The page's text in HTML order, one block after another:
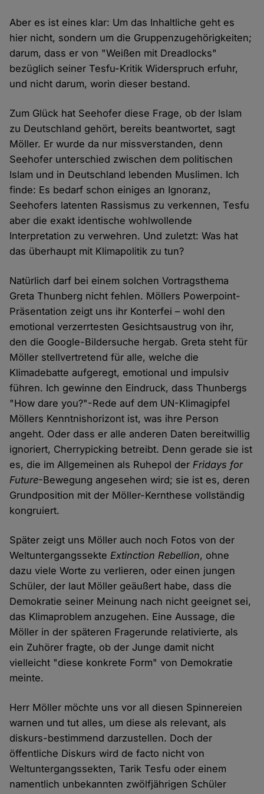
Aber es ist eines klar: Um das Inhaltliche geht es
hier nicht, sondern um die Gruppenzugehörigkeiten;
darum, dass er von "Weißen mit Dreadlocks"
bezüglich seiner Tesfu-Kritik Widerspruch erfuhr,
und nicht darum, worin dieser bestand.
Zum Glück hat Seehofer diese Frage, ob der Islam
zu Deutschland gehört, bereits beantwortet, sagt
Möller. Er wurde da nur missverstanden, denn
Seehofer unterschied zwischen dem politischen
Islam und in Deutschland lebenden Muslimen. Ich
finde: Es bedarf schon einiges an Ignoranz,
Seehofers latenten Rassismus zu verkennen, Tesfu
aber die exakt identische wohlwollende
Interpretation zu verwehren. Und zuletzt: Was hat
das überhaupt mit Klimapolitik zu tun?
Natürlich darf bei einem solchen Vortragsthema
Greta Thunberg nicht fehlen. Möllers Powerpoint-
Präsentation zeigt uns ihr Konterfei – wohl den
emotional verzerrtesten Gesichtsaustrug von ihr,
den die Google-Bildersuche hergab. Greta steht für
Möller stellvertretend für alle, welche die
Klimadebatte aufgeregt, emotional und impulsiv
führen. Ich gewinne den Eindruck, dass Thunbergs
"How dare you?"-Rede auf dem UN-Klimagipfel
Möllers Kenntnishorizont ist, was ihre Person
angeht. Oder dass er alle anderen Daten bereitwillig
ignoriert, Cherrypicking betreibt. Denn gerade sie ist
es, die im Allgemeinen als Ruhepol derFridays for
Future-Bewegung angesehen wird; sie ist es, deren
Grundposition mit der Möller-Kernthese vollständig
kongruiert.
Später zeigt uns Möller auch noch Fotos von der
WeltuntergangssekteExtinction Rebellion, ohne
dazu viele Worte zu verlieren, oder einen jungen
Schüler, der laut Möller geäußert habe, dass die
Demokratie seiner Meinung nach nicht geeignet sei,
das Klimaproblem anzugehen. Eine Aussage, die
Möller in der späteren Fragerunde relativierte, als
ein Zuhörer fragte, ob der Junge damit nicht
vielleicht "diese konkrete Form" von Demokratie
meinte.
Herr Möller möchte uns vor all diesen Spinnereien
warnen und tut alles, um diese als relevant, als
diskurs-bestimmend darzustellen. Doch der
öffentliche Diskurs wird de facto nicht von
Weltuntergangssekten, Tarik Tesfu oder einem
namentlich unbekannten zwölfjährigen Schüler